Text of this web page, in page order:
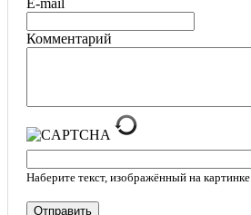
Комментарий
Наберите текст, изображённый на картинке
Отправить